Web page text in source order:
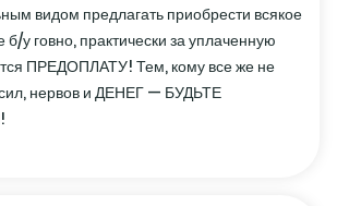
видом предлагать приобрести всякое
у говно, практически за уплаченную
ПРЕДОПЛАТУ! Тем, кому все же не
нервов и ДЕНЕГ — БУДЬТЕ